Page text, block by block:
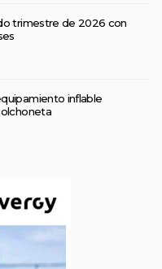
trimestre de 2026 con
inflable